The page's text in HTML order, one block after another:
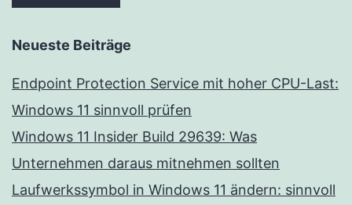
Neueste Beiträge
Endpoint Protection Service mit hoher CPU-Last:
Windows 11 sinnvoll prüfen
Windows 11 Insider Build 29639: Was
Unternehmen daraus mitnehmen sollten
Laufwerkssymbol in Windows 11 ändern: sinnvoll